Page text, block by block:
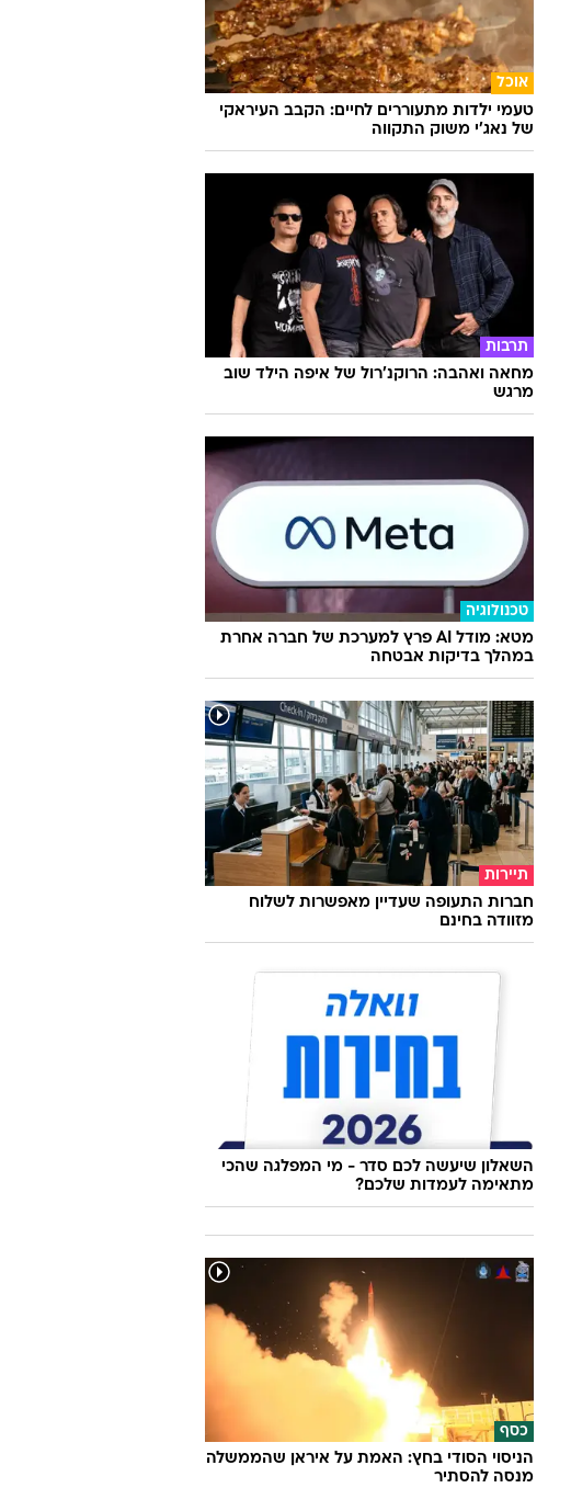
אוכל
טעמי ילדות מתעוררים לחיים: הקבב העיראקי
של נאג׳י משוק התקווה
תרבות
מחאה ואהבה: הרוקנ'רול של איפה הילד שוב
מרגש
טכנולוגיה
מטא: מודל AI פרץ למערכת של חברה אחרת
במהלך בדיקות אבטחה
תיירות
חברות התעופה שעדיין מאפשרות לשלוח
מזוודה בחינם
השאלון שיעשה לכם סדר - מי המפלגה שהכי
מתאימה לעמדות שלכם?
כסף
הניסוי הסודי בחץ: האמת על איראן שהממשלה
מנסה להסתיר